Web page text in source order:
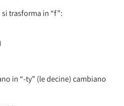
si trasforma in “f”:
in “-ty” (le decine) cambiano